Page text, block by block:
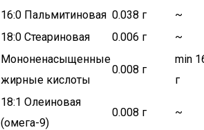
16:0 Пальмитиновая 0.038 г
~
18:0 Стеариновая
0.006 г
~
Мононенасыщенные
жирные кислоты
0.008 г
min
г
18:1 Олеиновая
(омега-9)
0.008 г ~